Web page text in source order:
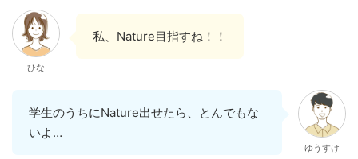
ひな
私、Nature目指すね！！
学生のうちにNature出せたら、とんでもな
いよ…
ゆうすけ